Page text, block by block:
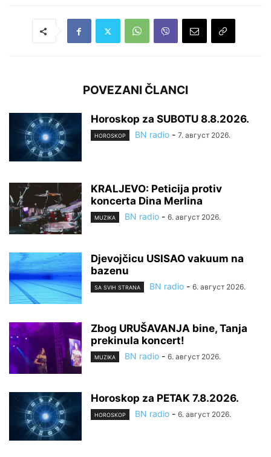
POVEZANI ČLANCI
Horoskop za SUBOTU 8.8.2026.
HOROSKOP BN radio - 7. август 2026.
KRALJEVO: Peticija protiv
koncerta Dina Merlina
MUZIKA BN radio - 6. август 2026.
Djevojčicu USISAO vakuum na
bazenu
SA SVIH STRANA BN radio - 6. август 2026.
Zbog URUŠAVANJA bine, Tanja
prekinula koncert!
MUZIKA BN radio - 6. август 2026.
Horoskop za PETAK 7.8.2026.
HOROSKOP BN radio - 6. август 2026.